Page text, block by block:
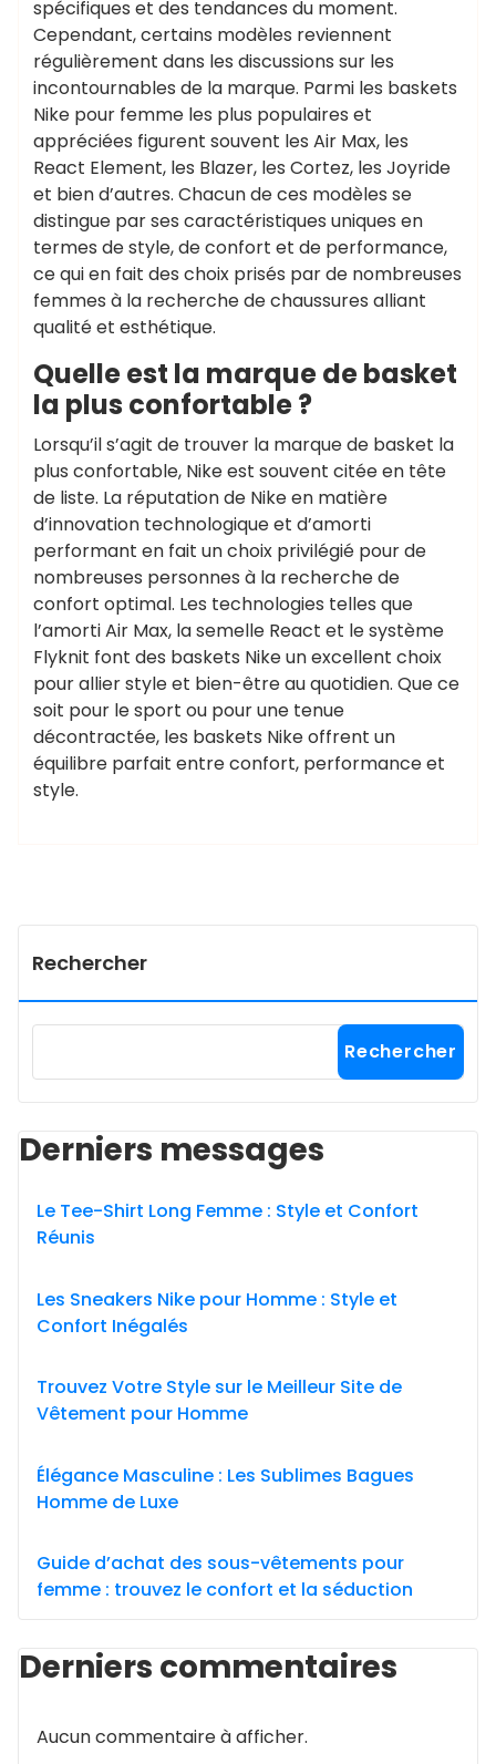
spécifiques et des tendances du moment.
Cependant, certains modèles reviennent
régulièrement dans les discussions sur les
incontournables de la marque. Parmi les baskets
Nike pour femme les plus populaires et
appréciées figurent souvent les Air Max, les
React Element, les Blazer, les Cortez, les Joyride
et bien d’autres. Chacun de ces modèles se
distingue par ses caractéristiques uniques en
termes de style, de confort et de performance,
ce qui en fait des choix prisés par de nombreuses
femmes à la recherche de chaussures alliant
qualité et esthétique.
Quelle est la marque de basket
la plus confortable ?
Lorsqu’il s’agit de trouver la marque de basket la
plus confortable, Nike est souvent citée en tête
de liste. La réputation de Nike en matière
d’innovation technologique et d’amorti
performant en fait un choix privilégié pour de
nombreuses personnes à la recherche de
confort optimal. Les technologies telles que
l’amorti Air Max, la semelle React et le système
Flyknit font des baskets Nike un excellent choix
pour allier style et bien-être au quotidien. Que ce
soit pour le sport ou pour une tenue
décontractée, les baskets Nike offrent un
équilibre parfait entre confort, performance et
style.
Rechercher
Rechercher
Derniers messages
Le Tee-Shirt Long Femme : Style et Confort
Réunis
Les Sneakers Nike pour Homme : Style et
Confort Inégalés
Trouvez Votre Style sur le Meilleur Site de
Vêtement pour Homme
Élégance Masculine : Les Sublimes Bagues
Homme de Luxe
Guide d’achat des sous-vêtements pour
femme : trouvez le confort et la séduction
Derniers commentaires
Aucun commentaire à afficher.